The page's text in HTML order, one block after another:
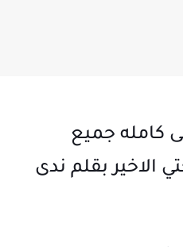
كامله جميع
الاخير بقلم ندى